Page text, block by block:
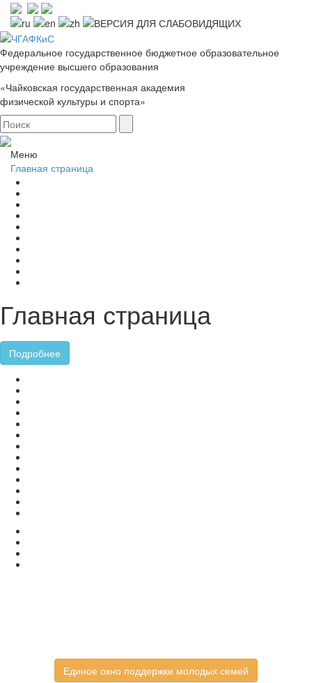
Федеральное государственное бюджетное образовательное
учреждение высшего образования
«Чайковская государственная академия
физической культуры и спорта»
Меню
Главная страница
Главная страница
Подробнее
Единое окно поддержки молодых семей